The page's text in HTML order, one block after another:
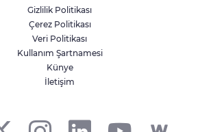
Filistin Konvoyuna Coşkulu Karşılama
Gizlilik Politikası
Çerez Politikası
Veri Politikası
Kullanım Şartnamesi
Künye
İletişim